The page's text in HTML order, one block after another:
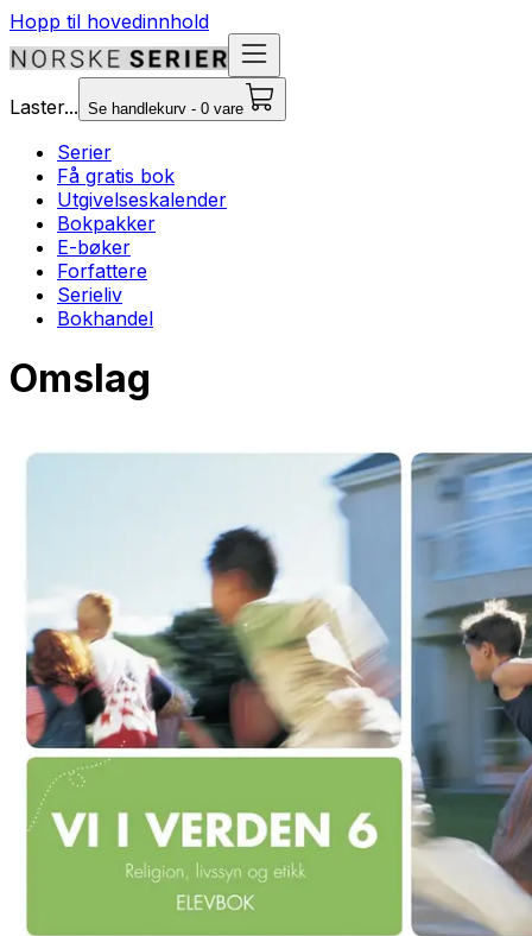
Hopp til hovedinnhold
Laster... Se handlekurv - 0 vare
Serier
Få gratis bok
Utgivelseskalender
Bokpakker
E-bøker
Forfattere
Serieliv
Bokhandel
Omslag